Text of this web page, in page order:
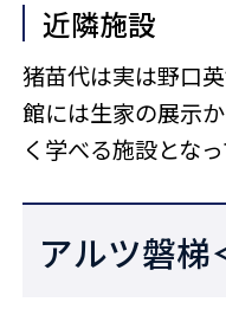
近隣施設
猪苗代は実は野口
館には生家の展示
く学べる施設となっ
アルツ磐梯